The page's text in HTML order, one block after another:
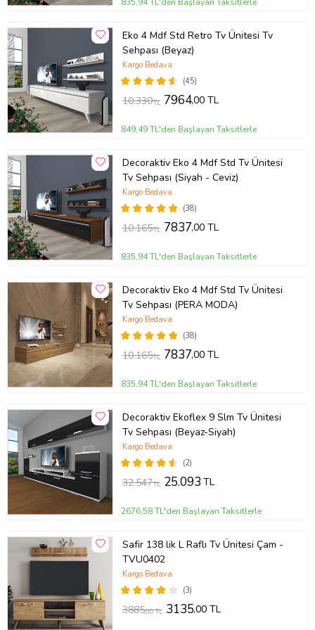
Eko 4 Mdf Std Retro Tv Ünitesi Tv
Sehpası (Beyaz)
(45)
Kargo Bedava
10.330TL 7964,00 TL
849,49 TL'den Başlayan Taksitlerle
Decoraktiv Eko 4 Mdf Std Tv Ünitesi
Tv Sehpası (Siyah - Ceviz)
(38)
Kargo Bedava
10.165TL 7837,00 TL
835,94 TL'den Başlayan Taksitlerle
Decoraktiv Eko 4 Mdf Std Tv Ünitesi
Tv Sehpası (PERA MODA)
(38)
Kargo Bedava
10.165TL 7837,00 TL
835,94 TL'den Başlayan Taksitlerle
Decoraktiv Ekoflex 9 Slm Tv Ünitesi
Tv Sehpası (Beyaz-Siyah)
(2)
Kargo Bedava
32.547TL 25.093TL
2676,58 TL'den Başlayan Taksitlerle
Safir 138 lik L Raflı Tv Ünitesi Çam -
TVU0402
(3)
Kargo Bedava
3885,00 TL 3135,00 TL